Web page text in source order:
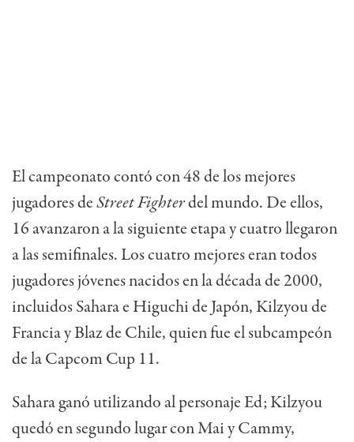
El campeonato contó con 48 de los mejores
jugadores deStreet Fighterdel mundo. De ellos,
16 avanzaron a la siguiente etapa y cuatro llegaron
a las semifinales. Los cuatro mejores eran todos
jugadores jóvenes nacidos en la década de 2000,
incluidos Sahara e Higuchi de Japón, Kilzyou de
Francia y Blaz de Chile, quien fue el subcampeón
de la Capcom Cup 11.
Sahara ganó utilizando al personaje Ed; Kilzyou
quedó en segundo lugar con Mai y Cammy,